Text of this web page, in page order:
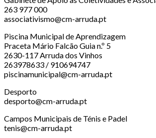
263 977 000
associativismo@cm-arruda.pt
Piscina Municipal de Aprendizagem
Praceta Mário Falcão Guia n.º 5
2630-117 Arruda dos Vinhos
263978633 / 910694747
piscinamunicipal@cm-arruda.pt
Desporto
desporto@cm-arruda.pt
Campos Municipais de Ténis e Padel
tenis@cm-arruda.pt